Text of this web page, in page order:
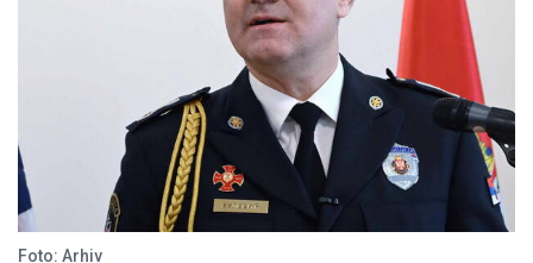
Foto: Arhiv